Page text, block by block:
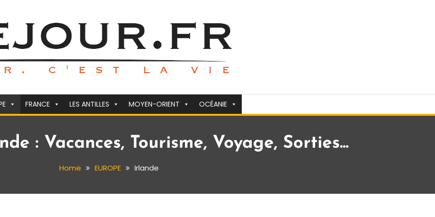
FRANCE LES ANTILLES MOYEN-ORIENT OCÉANIE
: Vacances, Tourisme, Voyage, Sorties...
Home EUROPE Irlande